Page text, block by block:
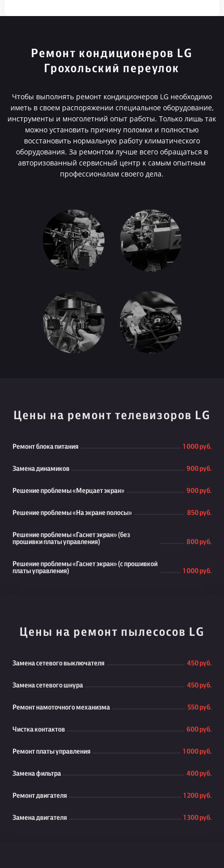
Ремонт кондиционеров LG
Грохольский переулок
Чтобы выполнять ремонт кондиционеров LG необходимо
иметь в своем распоряжении специальное оборудование,
инструменты и многолетний опыт работы. Только лишь так
можно установить причину поломки и полностью
восстановить нормальную работу климатического
оборудования. За ремонтом лучше всего обращаться в
авторизованный сервисный центр к самым опытным
профессионалам своего дела.
Цены на ремонт телевизоров LG
Ремонт блока питания 1 000 руб.
Замена динамиков 900 руб.
Решение проблемы «Мерцает экран» 900 руб.
Решение проблемы «На экране полосы» 850 руб.
Решение проблемы «Гаснет экран» (без
прошивки платы управления)
800 руб.
Решение проблемы «Гаснет экран» (с прошивкой
платы управления)
1 000 руб.
Цены на ремонт пылесосов LG
Замена сетевого выключателя 450 руб.
Замена сетевого шнура 450 руб.
Ремонт намоточного механизма 550 руб.
Чистка контактов 600 руб.
Ремонт платы управления 1 000 руб.
Замена фильтра 400 руб.
Ремонт двигателя 1 200 руб.
Замена двигателя 1 300 руб.